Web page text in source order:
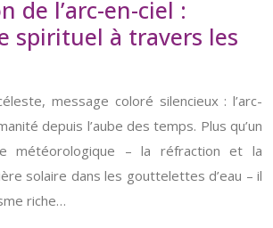
de l’arc-en-ciel :
spirituel à travers les
message coloré silencieux : l’arc-
depuis l’aube des temps. Plus qu’un
météorologique – la réfraction et la
solaire dans les gouttelettes d’eau – il
riche…